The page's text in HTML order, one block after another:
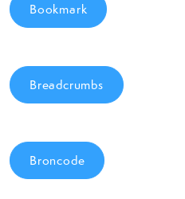
Bookmark
Breadcrumbs
Broncode